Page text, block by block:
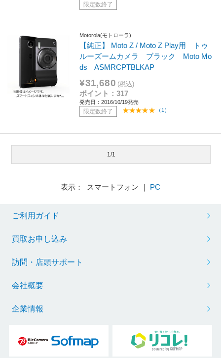
限定数終了
Motorola(モトローラ)
【純正】 Moto Z / Moto Z Play用 トゥ
ルーズームカメラ ブラック Moto Mo
ds ASMRCPTBLKAP
¥31,680 (税込)
ポイント：317
発売日：2016/10/19発売
限定数終了 （1）
1/1
表示： スマートフォン ｜ PC
ご利用ガイド
買取お申し込み
訪問・店頭サポート
会社概要
企業情報